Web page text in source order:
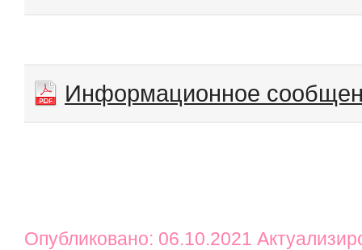
Информационное
Опубликовано: 06.10.2021